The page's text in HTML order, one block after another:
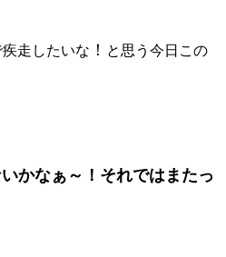
走したいな ！ と思う今日この
かなぁ～！それではまたっ